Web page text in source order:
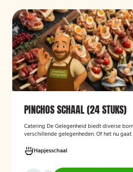
PINCHOS SCHAAL (24 STUKS)
Catering De Gelegenheid biedt diverse
verschillende gelegenheden. Of het nu
Hieronder ziet u een selectie uit ons aanbod. De Poncho's schaal is
geschikt voor maximaal 6 personen
Hapjesschaal